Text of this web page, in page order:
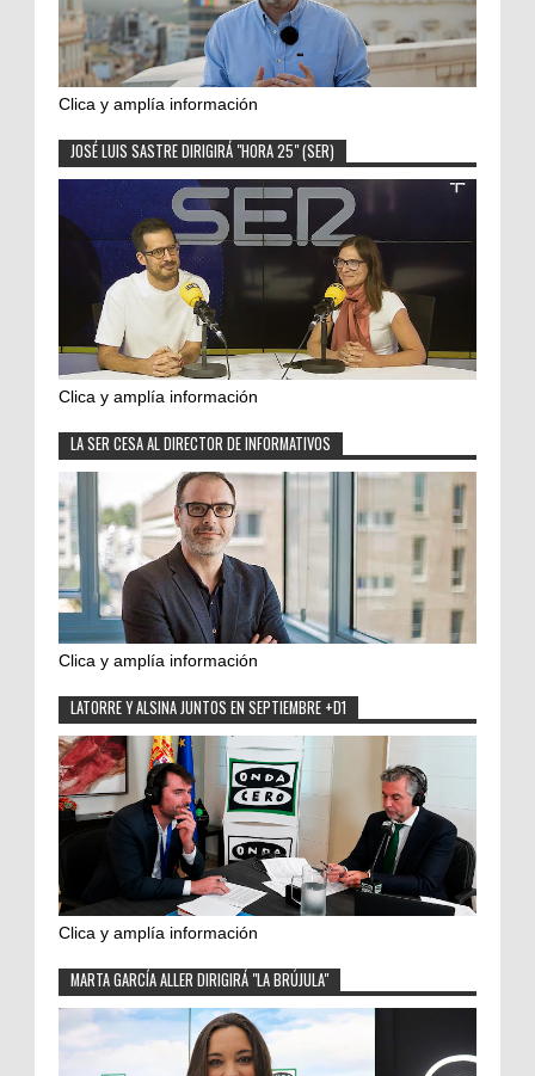
Clica y amplía información
JOSÉ LUIS SASTRE DIRIGIRÁ "HORA 25" (SER)
Clica y amplía información
LA SER CESA AL DIRECTOR DE INFORMATIVOS
Clica y amplía información
LATORRE Y ALSINA JUNTOS EN SEPTIEMBRE +D1
Clica y amplía información
MARTA GARCÍA ALLER DIRIGIRÁ "LA BRÚJULA"